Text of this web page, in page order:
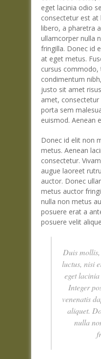
eget lacinia odio
consectetur est
libero, a pharetra
ullamcorper nulla
fringilla. Donec id
at eget metus.
cursus
condimentum
justo sit amet
amet, consectetur
porta sem
euismod. Aenean
Donec id elit non
metus. Aenean
consectetur.
augue laoreet
auctor. Donec
metus auctor
nulla non metus
posuere erat a
posuere velit
Duis
luctus, nisi
eget
Integer
venenatis
aliquet.
nulla